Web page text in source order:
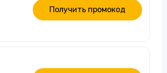
Получить промокод